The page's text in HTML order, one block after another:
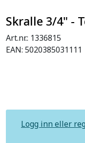
Skralle 3/4" -
Art.nr.: 1336815
EAN: 5020385031111
Logg inn eller